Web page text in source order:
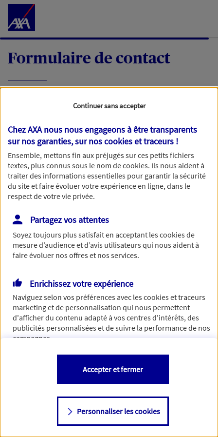
Accéder au Contenu
Formulaire de contact
demande, nous vous répondrons dans les
meilleurs délais par mail ou par téléphone.
Votre message :
Vous disposez de droits sur les informations vous concernant. Pour
plus d’informations,cliquez ici.
Continuer sans accepter
Chez AXA nous nous engageons à être transparents
sur nos garanties, sur noscookies et traceurs !
Ensemble, mettons fin aux préjugés sur ces petits fichiers
textes, plus connus sous le nom decookies. Ils nous aident à
traiter des informations essentielles pour garantir la sécurité
du site et faire évoluer votre expérience en ligne, dans le
respect de votre vie privée.
Partagez vos attentes
Soyez toujours plus satisfait en acceptant lescookiesde
mesure d’audience et d’avis utilisateurs qui nous aident à
faire évoluer nos offres et nos services.
Enrichissez votre expérience
Naviguez selon vos préférences avec lescookies et traceurs
marketing et de personnalisation qui nous permettent
d'afficher du contenu adapté à vos centres d'intérêts, des
publicités personnalisées et de suivre la performance de nos
campagnes.
Vous êtes libre de les accepter, de les refuser comme de
changer d'avis à tout moment en allant sur
Consulter notre politique decookies
Personnaliser les cookies
Accepter et fermer